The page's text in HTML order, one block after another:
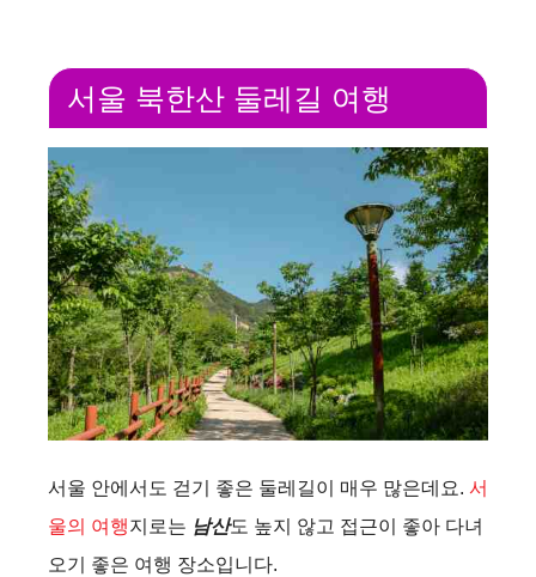
서울 북한산 둘레길 여행
서울 안에서도 걷기 좋은 둘레길이 매우 많은데요. 서
울의 여행지로는 남산도 높지 않고 접근이 좋아 다녀
오기 좋은 여행 장소입니다.